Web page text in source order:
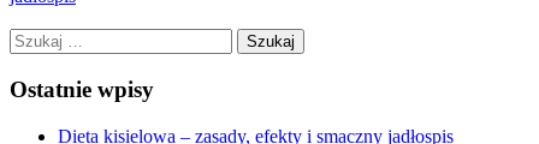
Szukaj:
Ostatnie wpisy
Dieta kisielowa – zasady, efekty i smaczny jadłospis